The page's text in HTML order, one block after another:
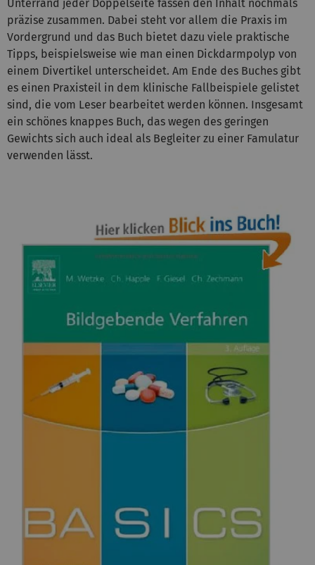
Unterrand jeder Doppelseite fassen den Inhalt nochmals
präzise zusammen. Dabei steht vor allem die Praxis im
Vordergrund und das Buch bietet dazu viele praktische
Tipps, beispielsweise wie man einen Dickdarmpolyp von
einem Divertikel unterscheidet. Am Ende des Buches gibt
es einen Praxisteil in dem klinische Fallbeispiele gelistet
sind, die vom Leser bearbeitet werden können. Insgesamt
ein schönes knappes Buch, das wegen des geringen
Gewichts sich auch ideal als Begleiter zu einer Famulatur
verwenden lässt.